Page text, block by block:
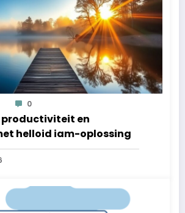
0
productiviteit en
helloid iam-oplossing